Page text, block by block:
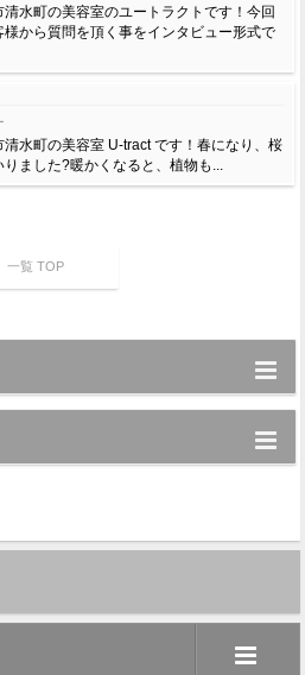
水町の美容室のユートラクトです！今回
から質問を頂く事をインタビュー形式で
水町の美容室 U-tract です！春になり、桜
ました?暖かくなると、植物も...
一覧 TOP